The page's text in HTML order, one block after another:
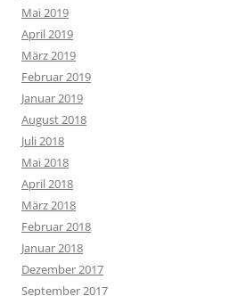
Mai 2019
April 2019
März 2019
Februar 2019
Januar 2019
August 2018
Juli 2018
Mai 2018
April 2018
März 2018
Februar 2018
Januar 2018
Dezember 2017
September 2017